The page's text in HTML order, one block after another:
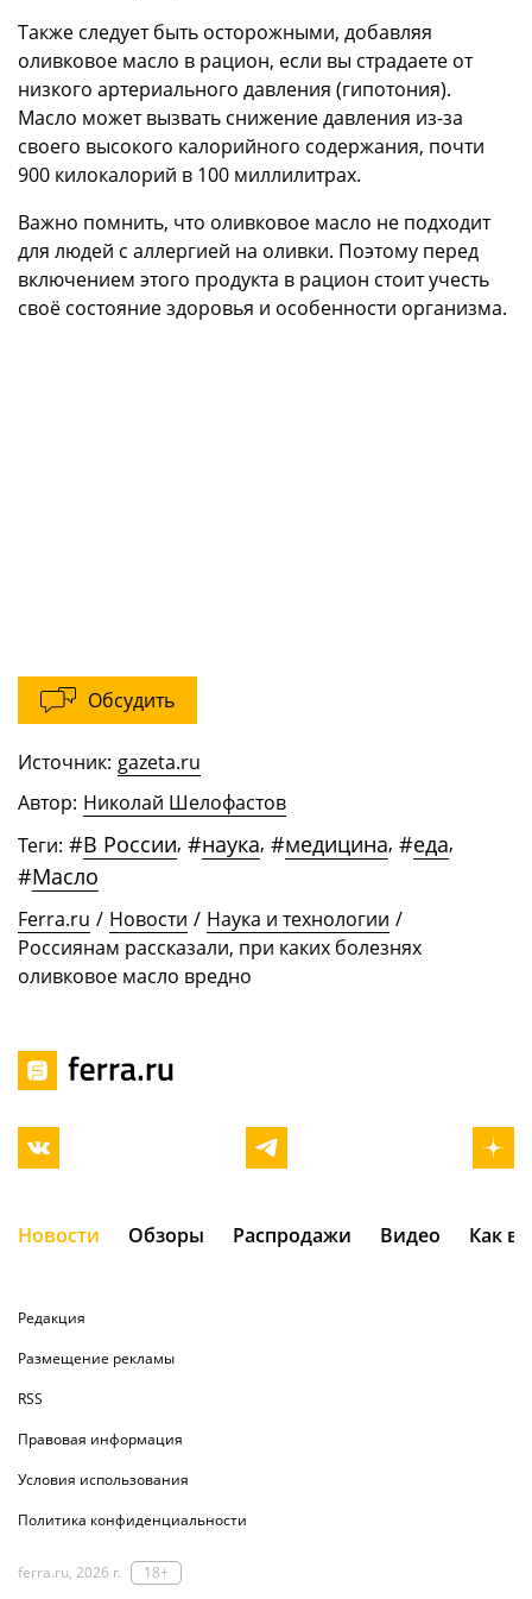
Также следует быть осторожными, добавляя
оливковое масло в рацион, если вы страдаете от
низкого артериального давления (гипотония).
Масло может вызвать снижение давления из-за
своего высокого калорийного содержания, почти
900 килокалорий в 100 миллилитрах.
Важно помнить, что оливковое масло не подходит
для людей с аллергией на оливки. Поэтому перед
включением этого продукта в рацион стоит учесть
своё состояние здоровья и особенности организма.
Обсудить
Источник: gazeta.ru
Автор: Николай Шелофастов
Теги: #В России, #наука, #медицина, #еда,
#Масло
Ferra.ru / Новости / Наука и технологии /
Россиянам рассказали, при каких болезнях
оливковое масло вредно
Новости Обзоры Распродажи Видео Как
Редакция
Размещение рекламы
RSS
Правовая информация
Условия использования
Политика конфиденциальности
ferra.ru, 2026 г.
18+